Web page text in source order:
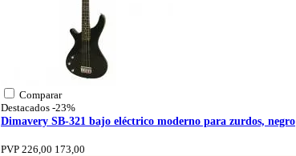
Comparar
Destacados -23%
Dimavery SB-321 bajo eléctrico moderno para zurdos, negro
PVP 226,00 173,00